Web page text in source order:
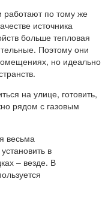
работают по тому же
источника
больше тепловая
Поэтому они
но идеально
на улице, готовить,
рядом с газовым
весьма
в
– везде. В